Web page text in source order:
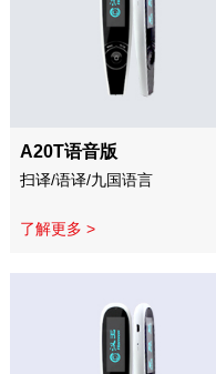
A20T语音版
扫译/语译/九国语言
了解更多 >